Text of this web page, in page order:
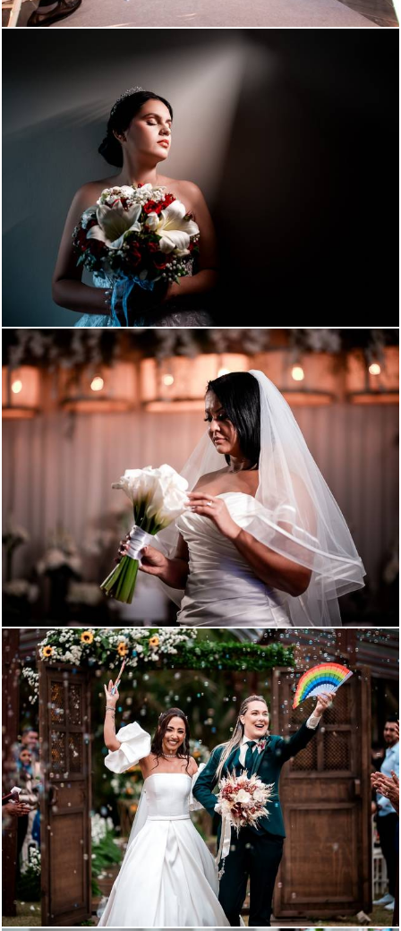
177
230 155
432 203